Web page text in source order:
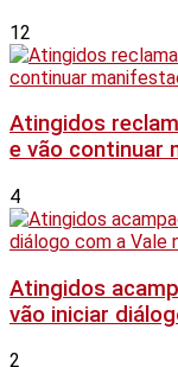
12
Atingidos
e vão continuar
4
Atingidos
vão iniciar
2